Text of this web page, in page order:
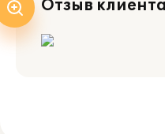
Отзыв клиента